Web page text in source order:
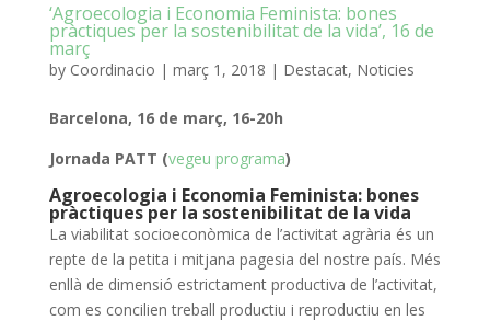
‘Agroecologia i Economia Feminista: bones
pràctiques per la sostenibilitat de la vida’, 16 de
març
by Coordinacio | març 1, 2018 | Destacat, Noticies
Barcelona, 16 de març, 16-20h
Jornada PATT (vegeu programa)
Agroecologia i Economia Feminista: bones
pràctiques per la sostenibilitat de la vida
La viabilitat socioeconòmica de l’activitat agrària és un
repte de la petita i mitjana pagesia del nostre país. Més
enllà de dimensió estrictament productiva de l’activitat,
com es concilien treball productiu i reproductiu en les